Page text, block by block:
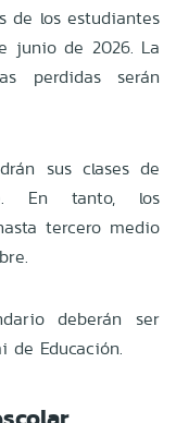
de los estudiantes
junio de 2026. La
perdidas serán
sus clases de
En tanto, los
tercero medio
deberán ser
de Educación.